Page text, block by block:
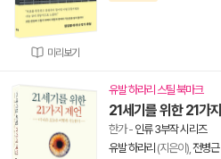
미리보기
유발 하라리 스틸 북마크
21세기를 위한 21가
한가- 인류 3부작 시리즈
유발 하라리 (지은이), 전병근